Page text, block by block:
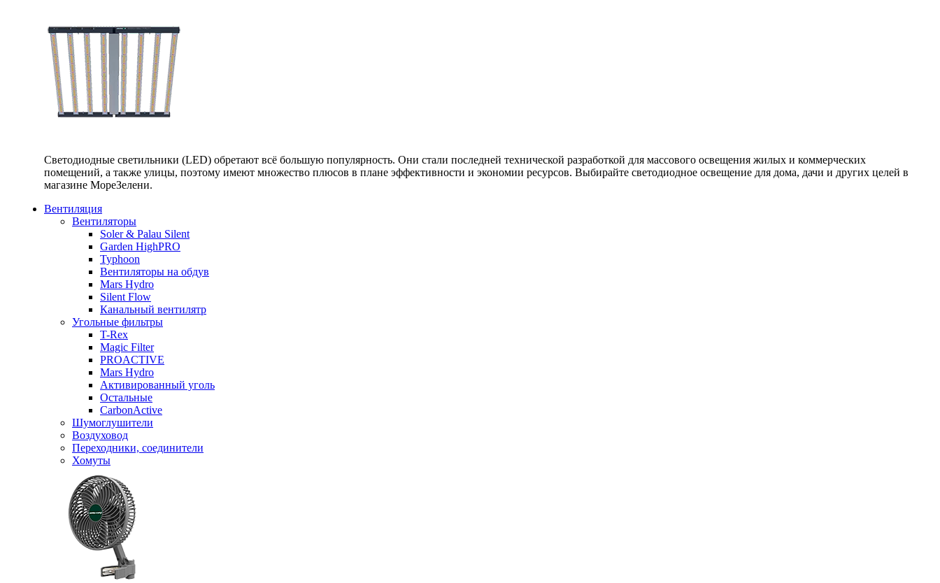
Светодиодные светильники (LED) обретают всё большую популярность. Они стали последней технической разработкой для массового освещения жилых и коммерческих
помещений, а также улицы, поэтому имеют множество плюсов в плане эффективности и экономии ресурсов. Выбирайте светодиодное освещение для дома, дачи и других целей в
магазине МореЗелени.
Вентиляция
Вентиляторы
Soler & Palau Silent
Garden HighPRO
Typhoon
Вентиляторы на обдув
Mars Hydro
Silent Flow
Канальный вентилятр
Угольные фильтры
T-Rex
Magic Filter
PROACTIVE
Mars Hydro
Активированный уголь
Остальные
CarbonActive
Шумоглушители
Воздуховод
Переходники, соединители
Хомуты